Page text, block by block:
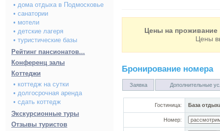
• дома отдыха в Подмосковье
• санатории
• мотели
• детские лагеря
• туристические базы
Рейтинг пансионатов...
Конференц залы
Коттеджи
• коттедж на сутки
• долгосрочная аренда
• сдать коттедж
Экскурсионные туры
Отзывы туристов
Цены на проживание
Цены
Бронирование номера
Заявка Дополнительные
Гостиница: База
Номер: